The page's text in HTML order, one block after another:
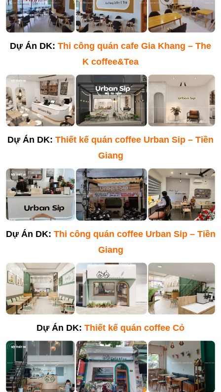
Dự Án DK: Thi công quán cafe Gia Khang – The
K coffee&Tea
Dự Án DK: Thiết kế quán coffee Urban Sip – Tiền
Giang
Dự Án DK: Thi công quán coffee Urban Sip – Tiền
Giang
Dự Án DK: Thiết kế quán coffee Cỏ